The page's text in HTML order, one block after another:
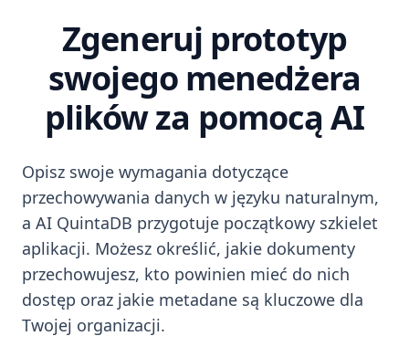
Zgeneruj prototyp
swojego menedżera
plików za pomocą AI
Opisz swoje wymagania dotyczące
przechowywania danych w języku naturalnym,
a AI QuintaDB przygotuje początkowy szkielet
aplikacji. Możesz określić, jakie dokumenty
przechowujesz, kto powinien mieć do nich
dostęp oraz jakie metadane są kluczowe dla
Twojej organizacji.